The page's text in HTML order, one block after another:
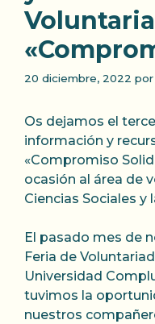
20 diciembre, 2022 por
Os dejamos el
información y
«Compromiso
ocasión al área de
Ciencias Sociales y
El pasado mes de
Feria de
Universidad
tuvimos la
nuestros